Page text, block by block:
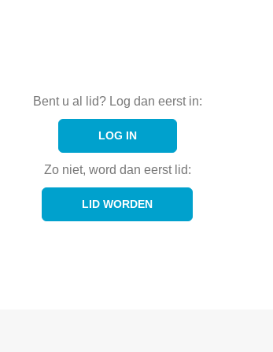
Bent u al lid? Log dan eerst in:
LOG IN
Zo niet, word dan eerst lid:
LID WORDEN